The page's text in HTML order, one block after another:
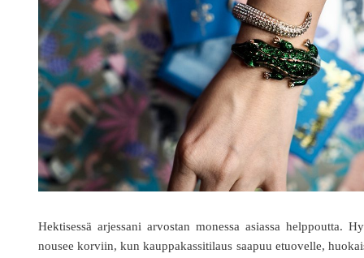
Hektisessä arjessani arvostan monessa asiassa helppoutta.
nousee korviin, kun kauppakassitilaus saapuu etuovelle,